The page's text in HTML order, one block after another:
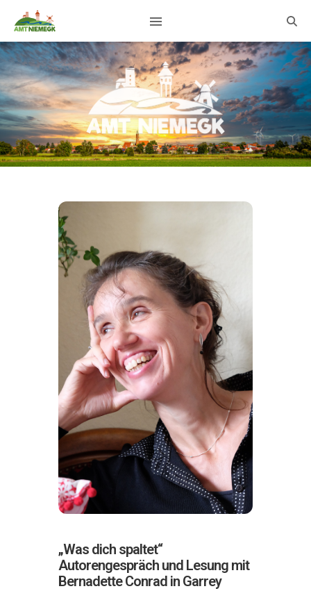
„Was dich spaltet“
Autorengespräch und Lesung mit
Bernadette Conrad in Garrey